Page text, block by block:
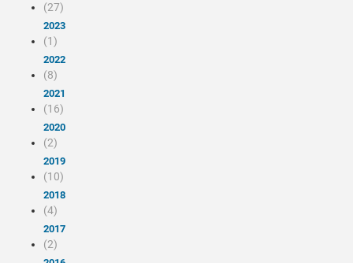
(27)
2023
(1)
2022
(8)
2021
(16)
2020
(2)
2019
(10)
2018
(4)
2017
(2)